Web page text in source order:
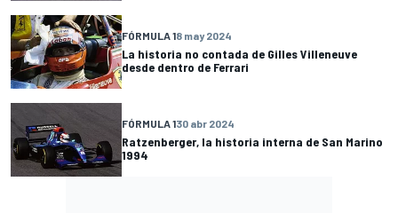
FÓRMULA 18 may 2024
La historia no contada de Gilles Villeneuve
desde dentro de Ferrari
FÓRMULA 130 abr 2024
Ratzenberger, la historia interna de San Marino
1994